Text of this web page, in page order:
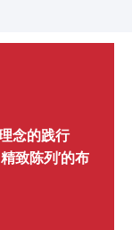
念的践行
致陈列’的布